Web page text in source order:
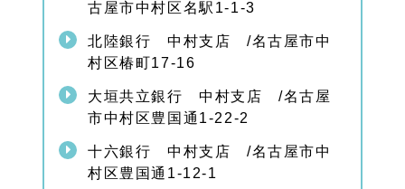
相談
気軽
に
1.
9
区の
相続
古屋市中村区名駅1-1-3
北陸銀行 中村支店 /名古屋市中
村区椿町17-16
大垣共立銀行 中村支店 /名古屋
市中村区豊国通1-22-2
十六銀行 中村支店 /名古屋市中
村区豊国通1-12-1